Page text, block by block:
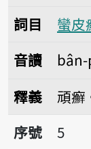
詞目
蠻皮
音讀
釋義
頑癬
序號5面皮
序號
5